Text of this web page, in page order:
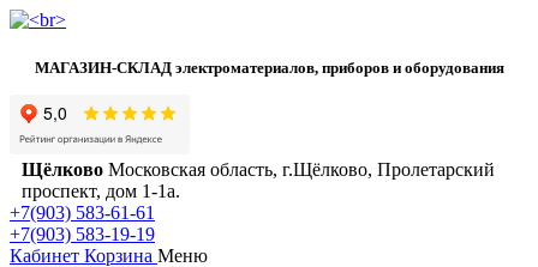
МАГАЗИН-СКЛАД электроматериалов, приборов и оборудования
Щёлково Московская область, г.Щёлково, Пролетарский
проспект, дом 1‑1а.
+7(903) 583-61-61
+7(903) 583-19-19
Кабинет Корзина Меню